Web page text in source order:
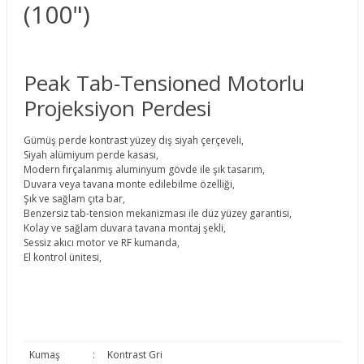
(100")
Peak Tab-Tensioned Motorlu
Projeksiyon Perdesi
Gümüş perde kontrast yüzey dış siyah çerçeveli,
Siyah alümiyum perde kasası,
Modern fırçalanmış aluminyum gövde ile şık tasarım,
Duvara veya tavana monte edilebilme özelliği,
Şık ve sağlam çıta bar,
Benzersiz tab-tension mekanizması ile düz yüzey garantisi,
Kolay ve sağlam duvara tavana montaj şekli,
Sessiz akıcı motor ve RF kumanda,
El kontrol ünitesi,
Kumaş
: Kontrast Gri